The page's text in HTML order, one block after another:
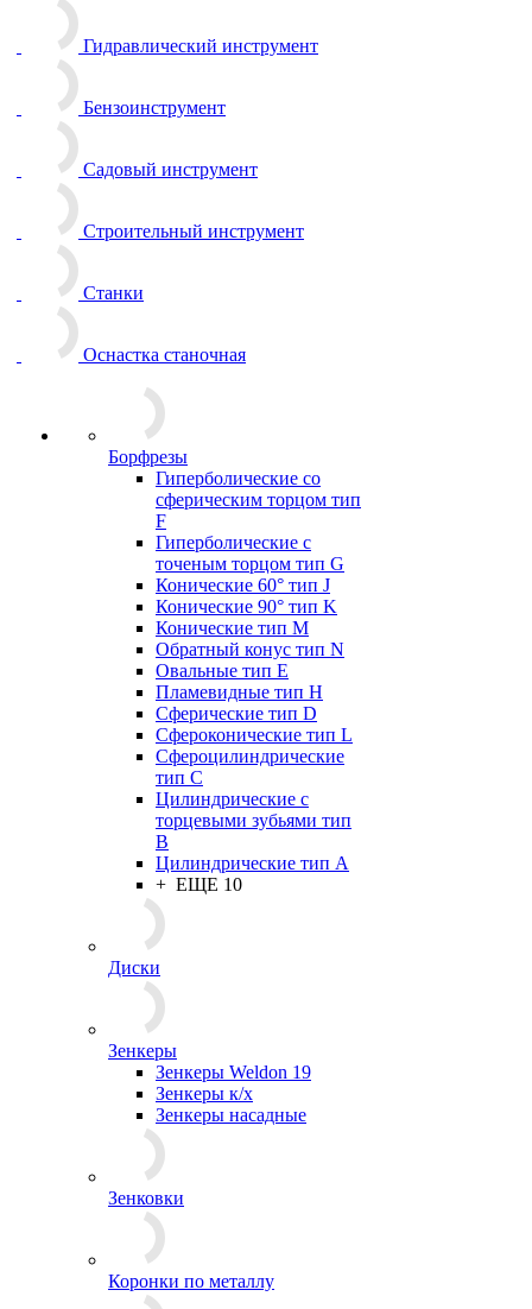
Гидравлический инструмент
Бензоинструмент
Садовый инструмент
Строительный инструмент
Станки
Оснастка станочная
Борфрезы
Гиперболические cо
сферическим торцом тип
F
Гиперболические с
точеным торцом тип G
Конические 60° тип J
Конические 90° тип K
Конические тип M
Обратный конус тип N
Овальные тип E
Пламевидные тип H
Сферические тип D
Сфероконические тип L
Сфероцилиндрические
тип C
Цилиндрические с
торцевыми зубьями тип
B
Цилиндрические тип А
+ ЕЩЕ 10
Диски
Зенкеры
Зенкеры Weldon 19
Зенкеры к/х
Зенкеры насадные
Зенковки
Коронки по металлу